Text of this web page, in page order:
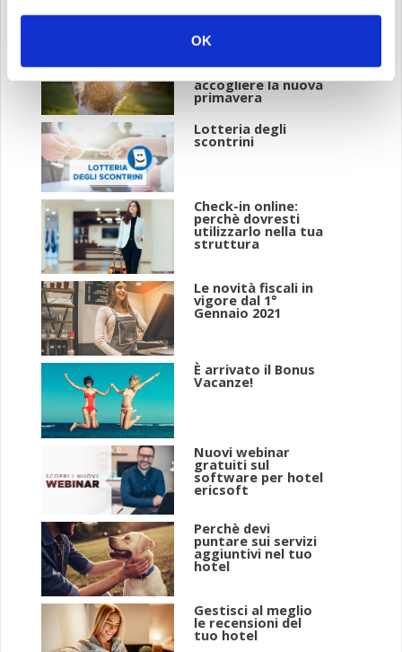
OK
Hotel
consigli per
accogliere la nuova
primavera
Lotteria degli
scontrini
Check-in online:
perchè dovresti
utilizzarlo nella tua
struttura
Le novità fiscali in
vigore dal 1°
Gennaio 2021
È arrivato il Bonus
Vacanze!
Nuovi webinar
gratuiti sul
software per hotel
ericsoft
Perchè devi
puntare sui servizi
aggiuntivi nel tuo
hotel
Gestisci al meglio
le recensioni del
tuo hotel